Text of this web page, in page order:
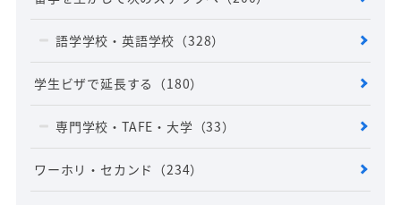
語学学校・英語学校 （328）
学生ビザで延長する （180）
専門学校・TAFE・大学 （33）
ワーホリ・セカンド （234）